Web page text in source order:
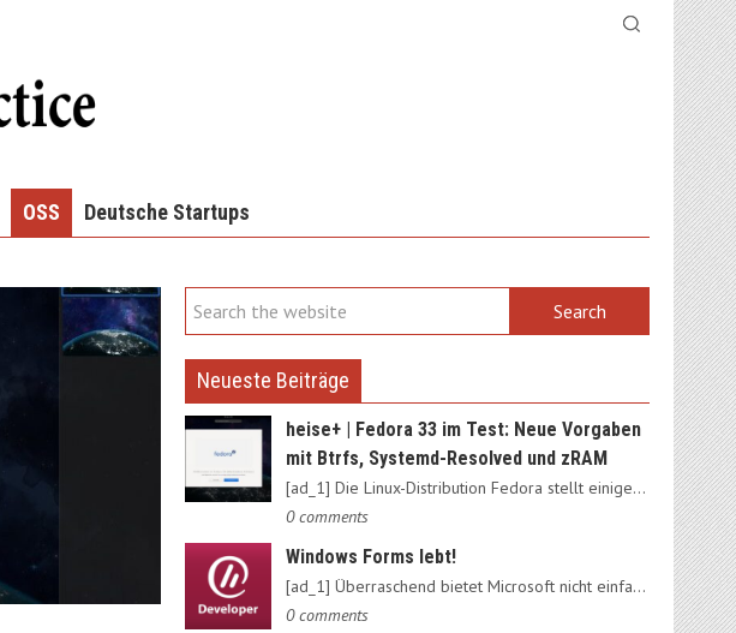
OSS Deutsche Startups
Neueste Beiträge
heise+ | Fedora 33 im Test: Neue Vorgaben
mit Btrfs, Systemd-Resolved und zRAM
[ad_1] Die Linux-Distribution Fedora stellt einige Weichen neu:…
0 comments
Windows Forms lebt!
[ad_1] Überraschend bietet Microsoft nicht einfach das alte…
0 comments